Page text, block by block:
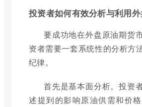
投资者如何有效分析与利用
要成功地在外盘原油期货
资者需要一套系统性的分析方
纪律。
首先是基本面分析。投资
述提到的影响原油供需和价